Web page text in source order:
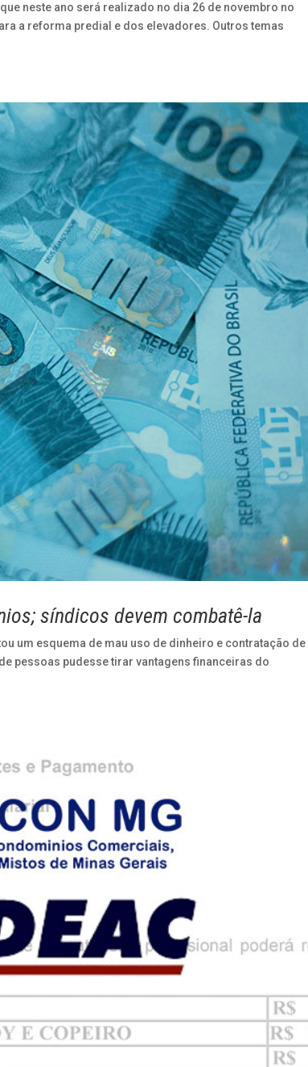
neste ano será realizado no dia 26 de novembro no
a reforma predial e dos elevadores. Outros temas
síndicos devem combatê-la
um esquema de mau uso de dinheiro e contratação de
pessoas pudesse tirar vantagens financeiras do